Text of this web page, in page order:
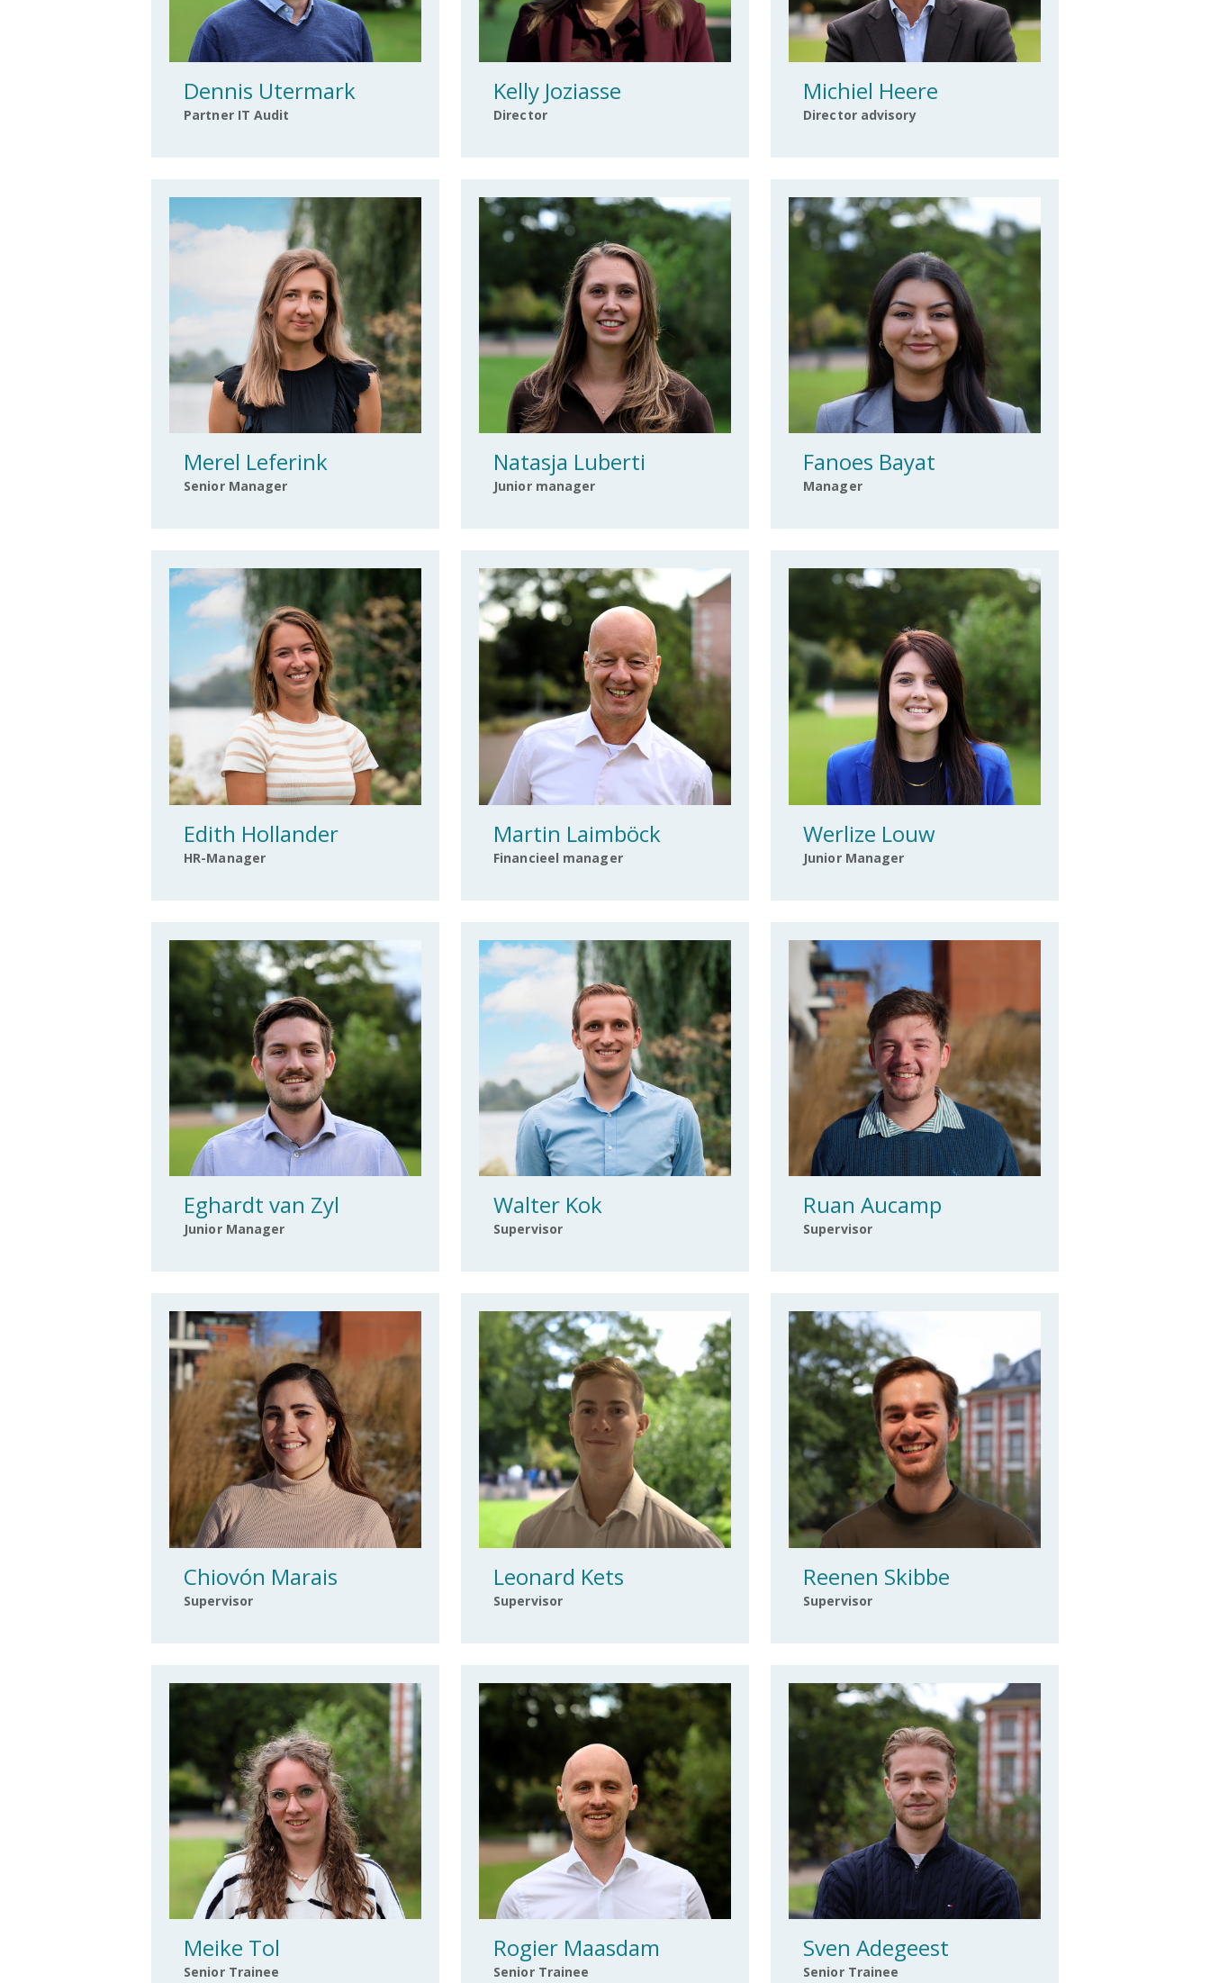
Dennis Utermark
Partner IT Audit
Kelly Joziasse
Director
Michiel Heere
Director advisory
Merel Leferink
Senior Manager
Natasja Luberti
Junior manager
Fanoes Bayat
Manager
Edith Hollander
HR-Manager
Martin Laimböck
Financieel manager
Werlize Louw
Junior Manager
Eghardt van Zyl
Junior Manager
Walter Kok
Supervisor
Ruan Aucamp
Supervisor
Chiovón Marais
Supervisor
Leonard Kets
Supervisor
Reenen Skibbe
Supervisor
Meike Tol
Senior Trainee
Rogier Maasdam
Senior Trainee
Sven Adegeest
Senior Trainee